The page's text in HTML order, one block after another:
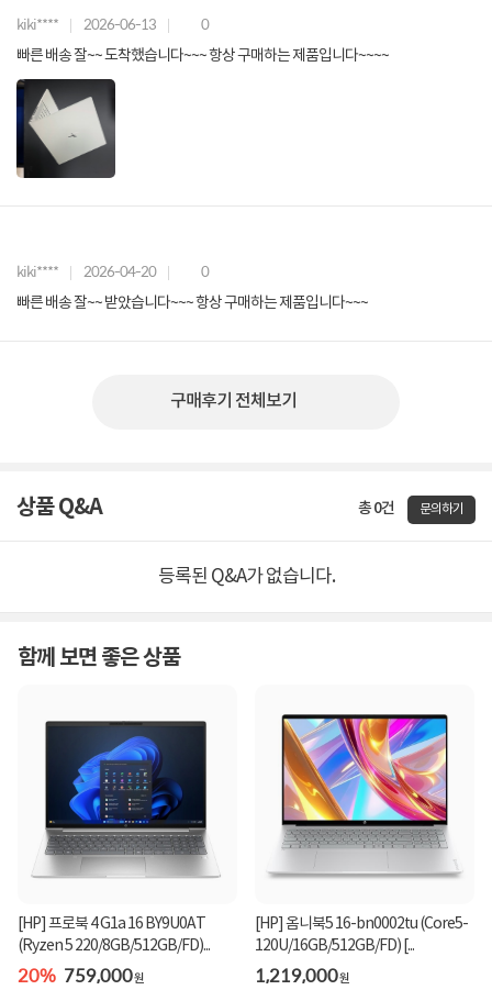
kiki**** 2026-06-13 0
빠른 배송 잘~~ 도착했습니다~~~ 항상 구매하는 제품입니다~~~~
kiki**** 2026-04-20 0
빠른 배송 잘~~ 받았습니다~~~ 항상 구매하는 제품입니다~~~
구매후기 전체보기
상품 Q&A 총 0건 문의하기
등록된 Q&A가 없습니다.
함께 보면 좋은 상품
[HP] 프로북 4 G1a 16 BY9U0AT
(Ryzen 5 220/8GB/512GB/FD)...
20% 759,000원
[HP] 옴니북5 16-bn0002tu (Core5-
120U/16GB/512GB/FD) [...
1,219,000원